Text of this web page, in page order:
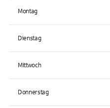
Montag
Dienstag
Mittwoch
Donnerstag